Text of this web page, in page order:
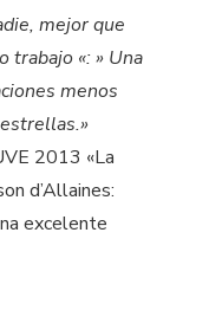
mejor que
trabajo «: » Una
menos
2013 «La
d’Allaines:
excelente